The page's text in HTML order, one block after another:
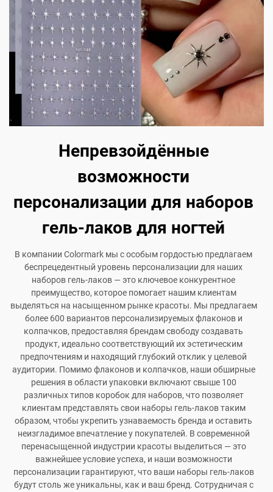
Непревзойдённые
возможности
персонализации для наборов
гель-лаков для ногтей
В компании Colormark мы с особым гордостью предлагаем
беспрецедентный уровень персонализации для наших
наборов гель-лаков — это ключевое конкурентное
преимущество, которое помогает нашим клиентам
выделяться на насыщенном рынке красоты. Мы предлагаем
более 600 вариантов персонализируемых флаконов и
колпачков, предоставляя брендам свободу создавать
продукт, идеально соответствующий их эстетическим
предпочтениям и находящий глубокий отклик у целевой
аудитории. Помимо флаконов и колпачков, наши обширные
решения в области упаковки включают свыше 100
различных типов коробок для наборов, что позволяет
клиентам представлять свои наборы гель-лаков таким
образом, чтобы укрепить узнаваемость бренда и оставить
неизгладимое впечатление у покупателей. В современной
перенасыщенной индустрии красоты выделиться — это
важнейшее условие успеха, и наши возможности
персонализации гарантируют, что ваши наборы гель-лаков
будут столь же уникальны, как и ваш бренд. Сотрудничая с